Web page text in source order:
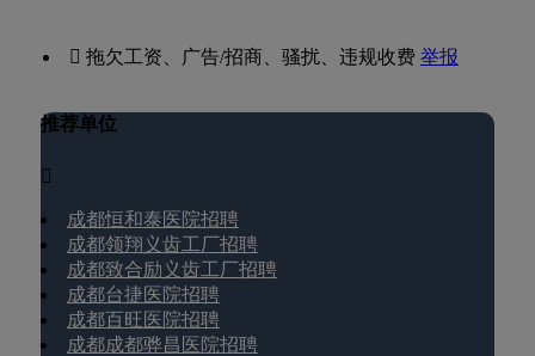
 拖欠工资、广告/招商、骚扰、违规收费举报
推荐单位

成都恒和泰医院招聘
成都领翔义齿工厂招聘
成都致合励义齿工厂招聘
成都台捷医院招聘
成都百旺医院招聘
成都成都骅昌医院招聘